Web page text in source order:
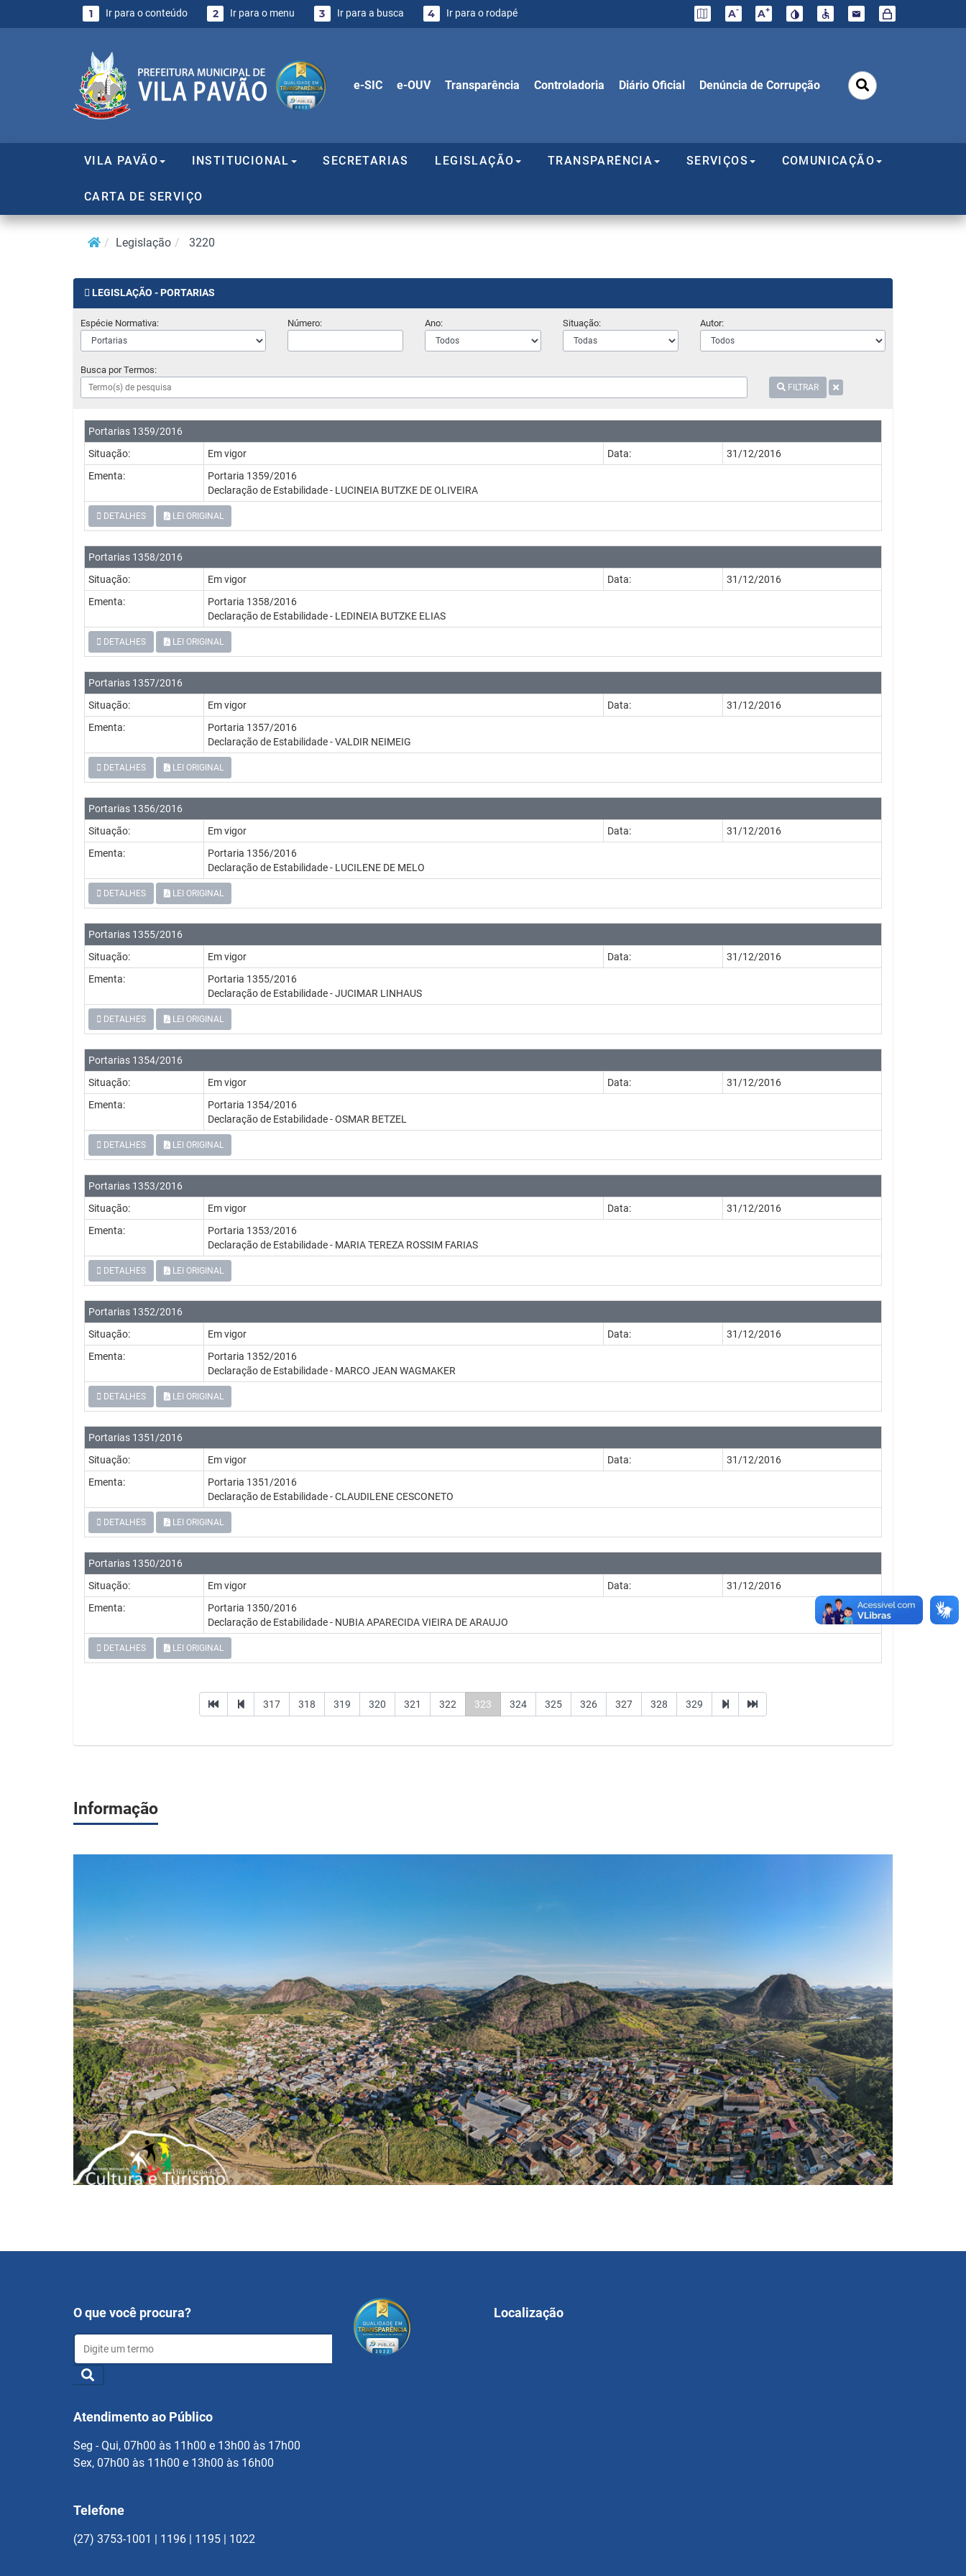
1 Ir para o conteúdo 2 Ir para o menu 3 Ir para a busca 4 Ir para o rodapé
o mapa
do site
A- A+
e-SIC e-OUV Transparência Controladoria Diário Oficial Denúncia de Corrupção
VILA PAVÃO INSTITUCIONAL SECRETARIAS LEGISLAÇÃO TRANSPARÊNCIA SERVIÇOS COMUNICAÇÃO
CARTA DE SERVIÇO
Legislação 3220
LEGISLAÇÃO - PORTARIAS
Espécie Normativa: Número: Ano: Situação: Autor:
Busca por Termos:
FILTRAR
Portarias 1359/2016
Situação:
Em vigor Data:
31/12/2016
Ementa:
Portaria 1359/2016
Declaração de Estabilidade - LUCINEIA BUTZKE DE OLIVEIRA
DETALHES LEI ORIGINAL
Portarias 1358/2016
Situação:
Em vigor Data:
31/12/2016
Ementa:
Portaria 1358/2016
Declaração de Estabilidade - LEDINEIA BUTZKE ELIAS
DETALHES LEI ORIGINAL
Portarias 1357/2016
Situação:
Em vigor Data:
31/12/2016
Ementa:
Portaria 1357/2016
Declaração de Estabilidade - VALDIR NEIMEIG
DETALHES LEI ORIGINAL
Portarias 1356/2016
Situação:
Em vigor Data:
31/12/2016
Ementa:
Portaria 1356/2016
Declaração de Estabilidade - LUCILENE DE MELO
DETALHES LEI ORIGINAL
Portarias 1355/2016
Situação:
Em vigor Data:
31/12/2016
Ementa:
Portaria 1355/2016
Declaração de Estabilidade - JUCIMAR LINHAUS
DETALHES LEI ORIGINAL
Portarias 1354/2016
Situação:
Em vigor Data:
31/12/2016
Ementa:
Portaria 1354/2016
Declaração de Estabilidade - OSMAR BETZEL
DETALHES LEI ORIGINAL
Portarias 1353/2016
Situação:
Em vigor Data:
31/12/2016
Ementa:
Portaria 1353/2016
Declaração de Estabilidade - MARIA TEREZA ROSSIM FARIAS
DETALHES LEI ORIGINAL
Portarias 1352/2016
Situação:
Em vigor Data:
31/12/2016
Ementa:
Portaria 1352/2016
Declaração de Estabilidade - MARCO JEAN WAGMAKER
DETALHES LEI ORIGINAL
Portarias 1351/2016
Situação:
Em vigor Data:
31/12/2016
Ementa:
Portaria 1351/2016
Declaração de Estabilidade - CLAUDILENE CESCONETO
DETALHES LEI ORIGINAL
Portarias 1350/2016
Situação:
Em vigor Data:
31/12/2016
Ementa:
Portaria 1350/2016
Declaração de Estabilidade - NUBIA APARECIDA VIEIRA DE ARAUJO
DETALHES LEI ORIGINAL
317 318 319 320 321 322 323 324 325 326 327 328 329
Informação
O que você procura?
Atendimento ao Público
Seg - Qui, 07h00 às 11h00 e 13h00 às 17h00
Sex, 07h00 às 11h00 e 13h00 às 16h00
Telefone
(27) 3753-1001 | 1196 | 1195 | 1022
Localização